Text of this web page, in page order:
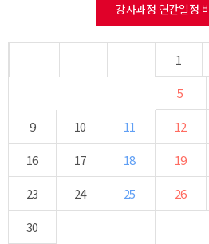
강사과정 연간일정
1
5
9
10 11 12
16
17 18 19
23
24 25 26
30